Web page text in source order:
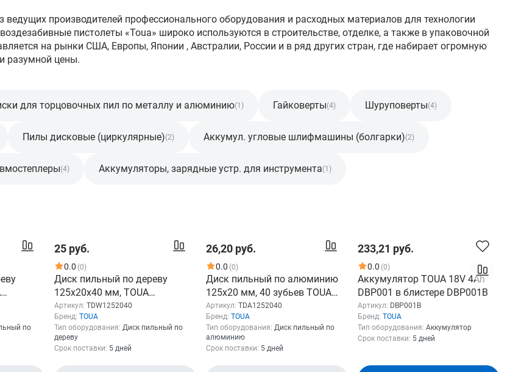
производителей профессионального оборудования и расходных материалов для технологии
пистолеты «Toua» широко используются в строительстве, отделке, а также в упаковочной
на рынки США, Европы, Японии , Австралии, России и в ряд других стран, где набирает огромную
разумной цены.
для торцовочных пил по металлу и алюминию(1) Гайковерты(4) Шуруповерты(4)
Пилы дисковые (циркулярные)(2) Аккумул. угловые шлифмашины (болгарки)(2)
(4) Аккумуляторы, зарядные устр. для инструмента(1)
по
25 руб.
0.0 (0)
Диск пильный по дереву
125x20x40 мм, TOUA
TDW1252040
Артикул: TDW1252040
Бренд: TOUA
Тип оборудования: Диск пильный по
дереву
Срок поставки: 5 дней
26,20 руб.
0.0 (0)
Диск пильный по алюминию
125x20 мм, 40 зубьев TOUA
TDA1252040
Артикул: TDA1252040
Бренд: TOUA
Тип оборудования: Диск пильный по
алюминию
Срок поставки: 5 дней
233,21 руб.
0.0 (0)
Аккумулятор TOUA 18V 4Ah
DBP001 в блистере DBP001B
Артикул: DBP001B
Бренд: TOUA
Тип оборудования: Аккумулятор
Срок поставки: 5 дней